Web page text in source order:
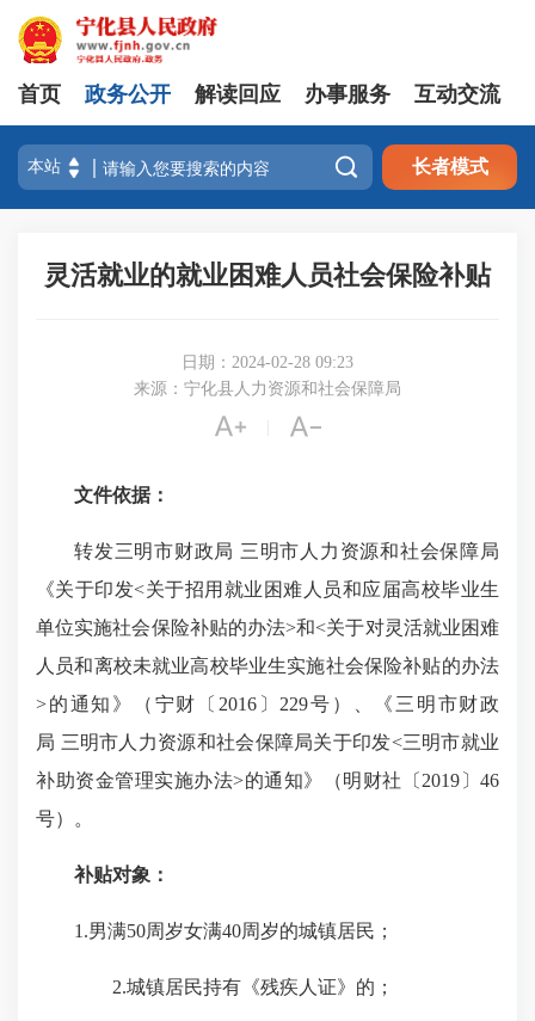
首页 政务公开 解读回应 办事服务 互动交流
 长者模式
灵活就业的就业困难人员社会保险补贴
日期：2024-02-28 09:23
来源：宁化县人力资源和社会保障局
 
文件依据：
转发三明市财政局 三明市人力资源和社会保障局
《关于印发<关于招用就业困难人员和应届高校毕业生
单位实施社会保险补贴的办法>和<关于对灵活就业困难
人员和离校未就业高校毕业生实施社会保险补贴的办法
>的通知》（宁财〔2016〕229号）、《三明市财政
局 三明市人力资源和社会保障局关于印发<三明市就业
补助资金管理实施办法>的通知》（明财社〔2019〕46
号）。
补贴对象：
1.男满50周岁女满40周岁的城镇居民；
2.城镇居民持有《残疾人证》的；